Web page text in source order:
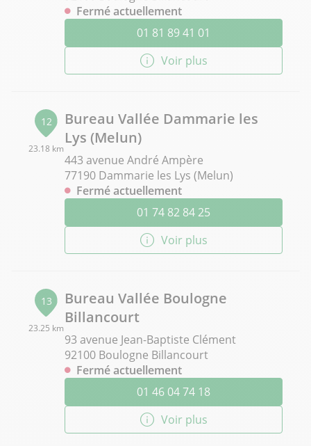
Fermé actuellement
01 81 89 41 01
Voir plus
12
23.18 km
Bureau Vallée Dammarie les
Lys (Melun)
443 avenue André Ampère
77190 Dammarie les Lys (Melun)
Fermé actuellement
01 74 82 84 25
Voir plus
13
23.25 km
Bureau Vallée Boulogne
Billancourt
93 avenue Jean-Baptiste Clément
92100 Boulogne Billancourt
Fermé actuellement
01 46 04 74 18
Voir plus